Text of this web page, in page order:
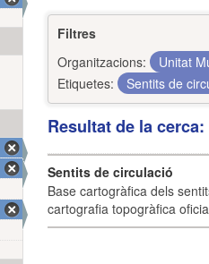
Filtres
Organitzacions:
Unitat
Etiquetes:
Sentits de
Resultat de la
Sentits de circulació
Base cartogràfica dels
cartografia topogràfica